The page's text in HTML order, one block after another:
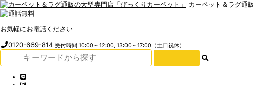
カーペット＆ラグ通
お気軽にお電話ください
0120-669-814受付時間 10:00～12:00, 13:00～17:00（土日祝休）